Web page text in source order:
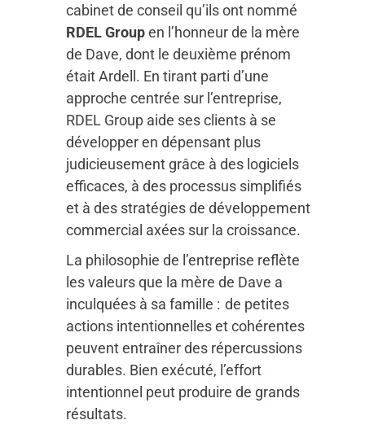
cabinet de conseil qu’ils ont nommé
RDEL Groupen l’honneur de la mère
de Dave, dont le deuxième prénom
était Ardell. En tirant parti d’une
approche centrée sur l’entreprise,
RDEL Group aide ses clients à se
développer en dépensant plus
judicieusement grâce à des logiciels
efficaces, à des processus simplifiés
et à des stratégies de développement
commercial axées sur la croissance.
La philosophie de l’entreprise reflète
les valeurs que la mère de Dave a
inculquées à sa famille : de petites
actions intentionnelles et cohérentes
peuvent entraîner des répercussions
durables. Bien exécuté, l’effort
intentionnel peut produire de grands
résultats.